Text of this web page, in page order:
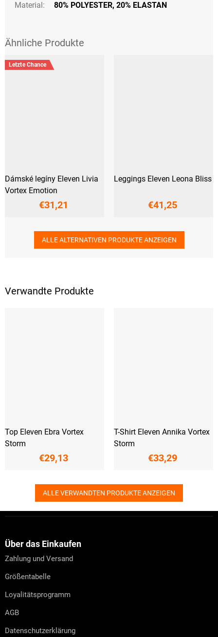
Verwandte Produkte
Top Eleven Ebra Vortex
Storm
€29,13
T-Shirt Eleven Annika Vortex
Storm
€33,29
ALLE VERWANDTEN PRODUKTE ANZEIGEN
Material: 80% POLYESTER, 20% ELASTAN
Letzte Chance
Dámské legíny Eleven Livia
Vortex Emotion
€31,21
Leggings Eleven Leona Bliss
€41,25
ALLE ALTERNATIVEN PRODUKTE ANZEIGEN
Über das Einkaufen
Zahlung und Versand
Größentabelle
Loyalitätsprogramm
AGB
Datenschutzerklärung